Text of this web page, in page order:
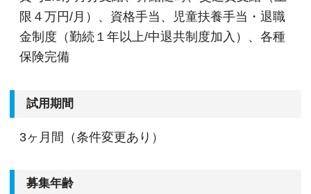
限４万円/月）、資格手当、児童扶養手当・退職
金制度（勤続１年以上/中退共制度加入）、各種
保険完備
試用期間
3ヶ月間（条件変更あり）
募集年齢